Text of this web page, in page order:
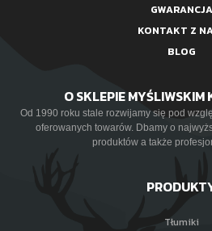
GWARANCJA
KONTAKT Z
BLOG
O SKLEPIE MYŚLIWSKIM
Od 1990 roku stale rozwijamy się pod
oferowanych towarów. Dbamy o
produktów a także
Tłumiki